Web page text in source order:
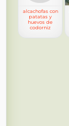
alcachofas con
patatas y
huevos de
codorniz